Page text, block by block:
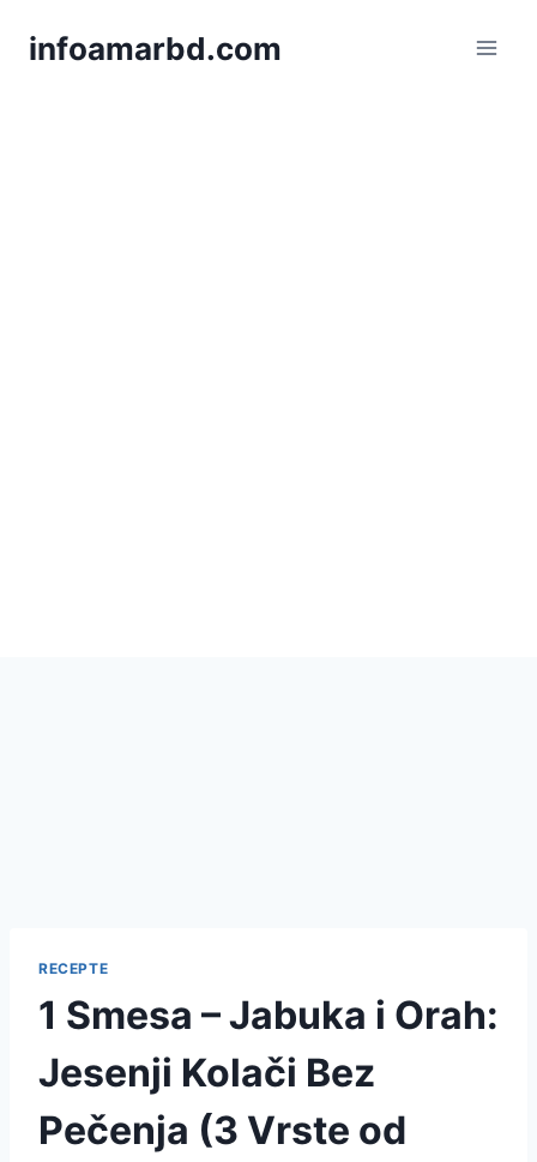
infoamarbd.com
RECEPTE
1 Smesa – Jabuka i Orah:
Jesenji Kolači Bez
Pečenja (3 Vrste od